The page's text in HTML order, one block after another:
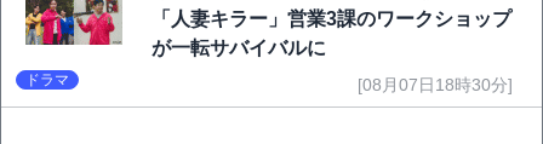
「人妻キラー」営業3課のワークショップ
が一転サバイバルに
ドラマ [08月07日18時30分]